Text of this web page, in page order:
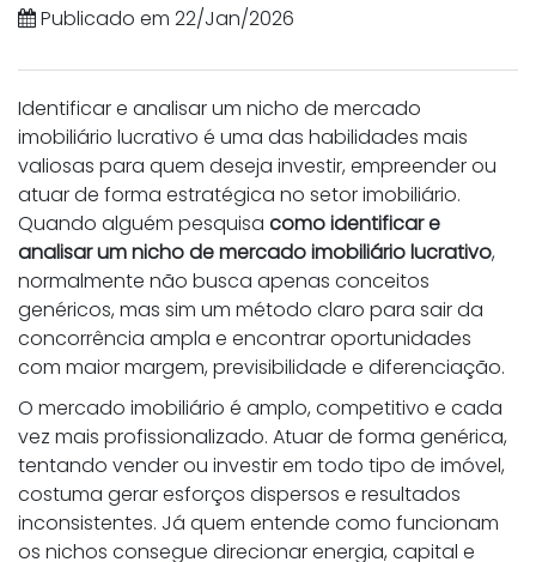
Publicado em 22/Jan/2026
Identificar e analisar um nicho de mercado
imobiliário lucrativo é uma das habilidades mais
valiosas para quem deseja investir, empreender ou
atuar de forma estratégica no setor imobiliário.
Quando alguém pesquisa como identificar e
analisar um nicho de mercado imobiliário lucrativo,
normalmente não busca apenas conceitos
genéricos, mas sim um método claro para sair da
concorrência ampla e encontrar oportunidades
com maior margem, previsibilidade e diferenciação.
O mercado imobiliário é amplo, competitivo e cada
vez mais profissionalizado. Atuar de forma genérica,
tentando vender ou investir em todo tipo de imóvel,
costuma gerar esforços dispersos e resultados
inconsistentes. Já quem entende como funcionam
os nichos consegue direcionar energia, capital e